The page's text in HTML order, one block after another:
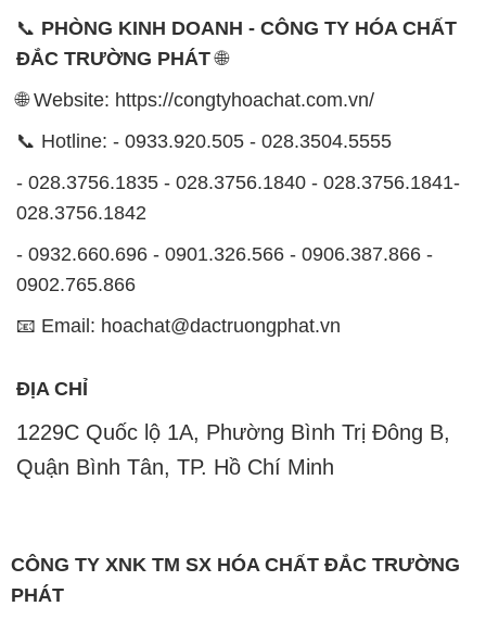
- 028.3756.1835 - 028.3756.1840 - 028.3756.1841-
0902.765.866
📧 Email: hoachat@dactruongphat.vn
ĐỊA CHỈ
1229C Quốc lộ 1A, Phường Bình Trị Đông B,
Quận Bình Tân, TP. Hồ Chí Minh
CÔNG TY XNK TM SX HÓA CHẤT ĐẮC TRƯỜNG
PHÁT
Website:CONGTYHOACHAT.COM.VN